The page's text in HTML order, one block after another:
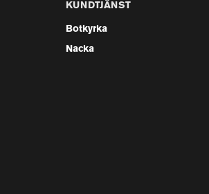
KUNDTJÄNST
Botkyrka
Nacka